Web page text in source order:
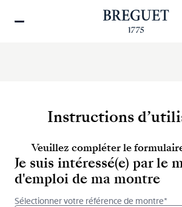
Instructions
Veuillez compléter le
Je suis intéressé(e) par le
d'emploi de ma montre
Sélectionner votre référence de montre*